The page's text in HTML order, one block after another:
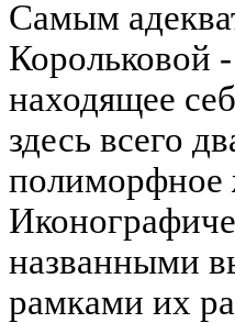
Самым
Корольковой
находящее
здесь всего
полиморфное
названными
рамками их